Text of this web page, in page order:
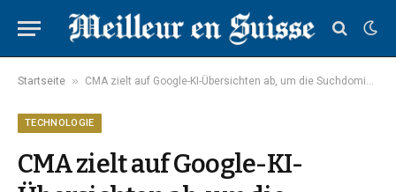
Startseite » CMA zielt auf Google-KI-Übersichten ab, um die Suchdominanz zu lockern
TECHNOLOGIE
CMA zielt auf Google-KI-